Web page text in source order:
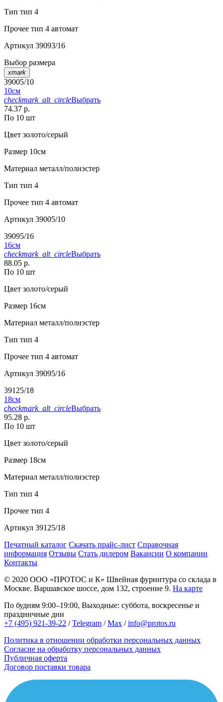
Тип тип 4
Прочее тип 4 автомат
Артикул 39093/16
Выбор размера
xmark
39005/10
10см
checkmark_alt_circleВыбрать
74.37 р.
По 10 шт
Цвет золото/серый
Размер 10см
Материал металл/полиэстер
Тип тип 4
Прочее тип 4 автомат
Артикул 39005/10
39095/16
16см
checkmark_alt_circleВыбрать
88.05 р.
По 10 шт
Цвет золото/серый
Размер 16см
Материал металл/полиэстер
Тип тип 4
Прочее тип 4 автомат
Артикул 39095/16
39125/18
18см
checkmark_alt_circleВыбрать
95.28 р.
По 10 шт
Цвет золото/серый
Размер 18см
Материал металл/полиэстер
Тип тип 4
Прочее тип 4
Артикул 39125/18
Печатный каталог Скачать прайс-лист Справочная
информация Отзывы Стать дилером Вакансии О компании
Контакты
© 2020 ООО «ПРОТОС и К» Швейная фурнитура со склада в
Москве. Варшавское шоссе, дом 132, строение 9. На карте
По будням 9:00–19:00, Выходные: суббота, воскресенье и
праздничные дни
+7 (495) 921-39-22 /Telegram /Max /info@protos.ru
Политика в отношении обработки персональных данных
Согласие на обработку персональных данных
Публичная оферта
Договор поставки товара